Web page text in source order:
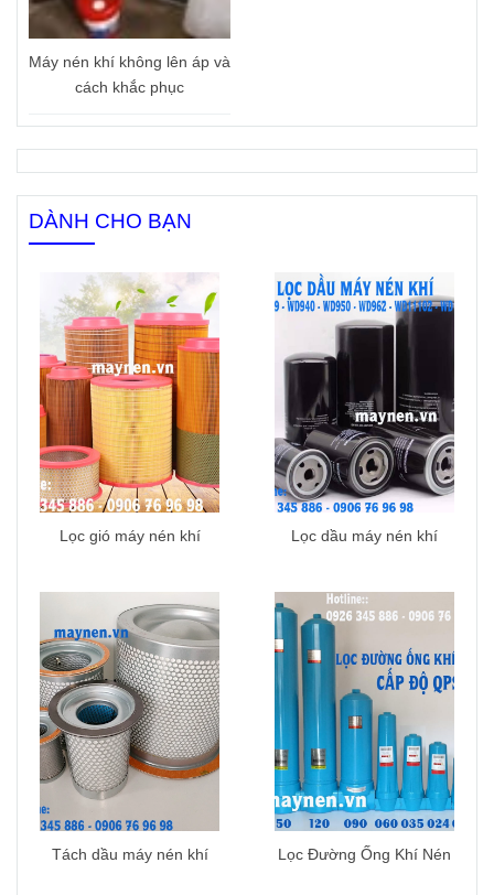
Máy nén khí không lên áp và
cách khắc phục
DÀNH CHO BẠN
Lọc gió máy nén khí Lọc dầu máy nén khí
Tách dầu máy nén khí Lọc Đường Ống Khí Nén